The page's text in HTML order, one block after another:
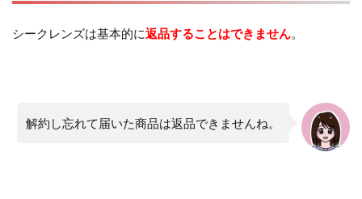
シークレンズは基本的に返品することはできません。
解約し忘れて届いた商品は返品できませんね。